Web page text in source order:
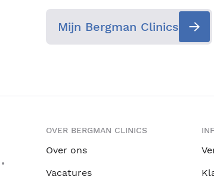
Mijn Bergman Clinics
.
OVER BERGMAN CLINICS
Over ons
Vacatures